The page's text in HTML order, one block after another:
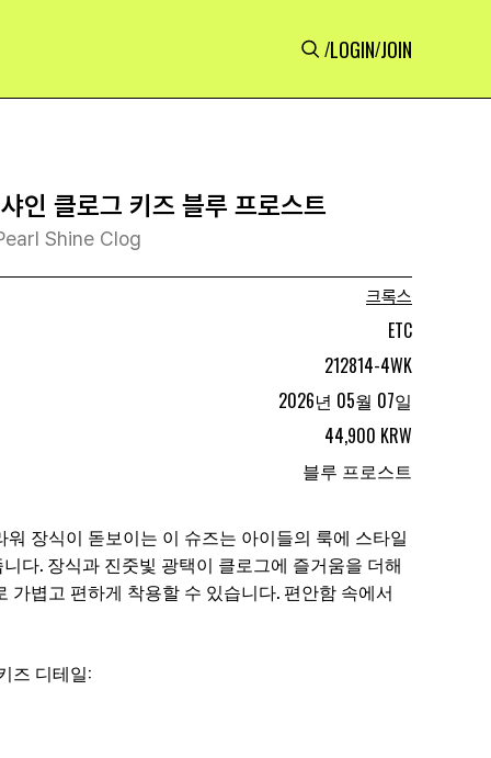
/LOGIN/JOIN
인 클로그 키즈 블루 프로스트
Shine Clog
크록스
ETC
212814-4WK
2026년 05월 07일
44,900 KRW
블루 프로스트
장식이 돋보이는 이 슈즈는 아이들의 룩에 스타일
다. 장식과 진줏빛 광택이 클로그에 즐거움을 더해
가볍고 편하게 착용할 수 있습니다. 편안함 속에서
즈 디테일: